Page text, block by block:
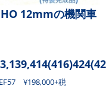
HO 12mmの機関車
¥198,000+税